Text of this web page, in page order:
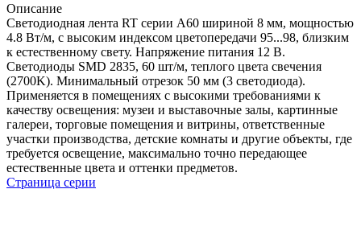
Описание
Светодиодная лента RT серии A60 шириной 8 мм, мощностью
4.8 Вт/м, с высоким индексом цветопередачи 95...98, близким
к естественному свету. Напряжение питания 12 В.
Светодиоды SMD 2835, 60 шт/м, теплого цвета свечения
(2700K). Минимальный отрезок 50 мм (3 светодиода).
Применяется в помещениях с высокими требованиями к
качеству освещения: музеи и выставочные залы, картинные
галереи, торговые помещения и витрины, ответственные
участки производства, детские комнаты и другие объекты, где
требуется освещение, максимально точно передающее
естественные цвета и оттенки предметов.
Страница серии